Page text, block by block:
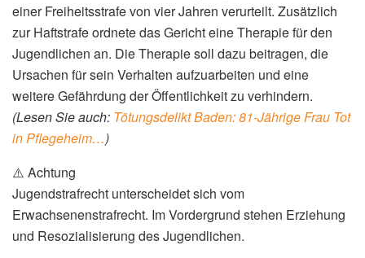
einer Freiheitsstrafe von vier Jahren verurteilt. Zusätzlich
zur Haftstrafe ordnete das Gericht eine Therapie für den
Jugendlichen an. Die Therapie soll dazu beitragen, die
Ursachen für sein Verhalten aufzuarbeiten und eine
weitere Gefährdung der Öffentlichkeit zu verhindern.
(Lesen Sie auch: Tötungsdelikt Baden: 81-Jährige Frau Tot
in Pflegeheim…)
⚠️ Achtung
Jugendstrafrecht unterscheidet sich vom
Erwachsenenstrafrecht. Im Vordergrund stehen Erziehung
und Resozialisierung des Jugendlichen.